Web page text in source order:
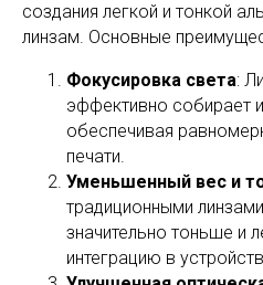
создания легкой и тонкой
линзам. Основные
Фокусировка света:
эффективно собирает
обеспечивая
печати.
Уменьшенный вес и
традиционными
значительно тоньше и
интеграцию в